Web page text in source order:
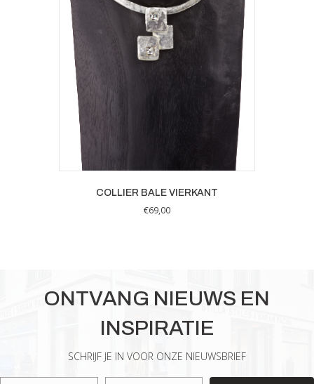
COLLIER BALE VIERKANT
€69,00
ONTVANG NIEUWS EN
INSPIRATIE
SCHRIJF JE IN VOOR ONZE NIEUWSBRIEF